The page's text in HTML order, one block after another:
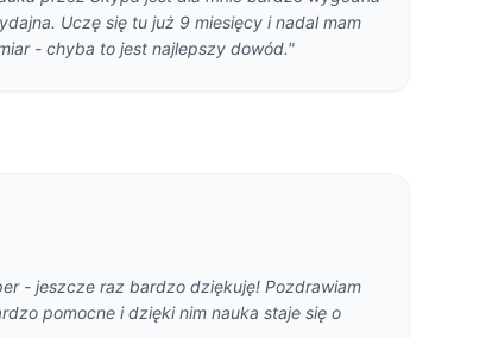
Uczę się tu już 9 miesięcy i nadal mam
- chyba to jest najlepszy dowód."
- jeszcze raz bardzo dziękuję! Pozdrawiam
pomocne i dzięki nim nauka staje się o